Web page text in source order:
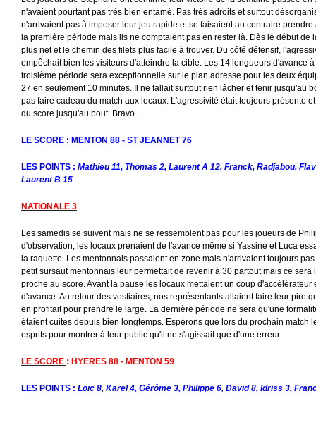
n'avaient pourtant pas très bien entamé. Pas très adroits et surtout
n'arrivaient pas à imposer leur jeu rapide et se faisaient au contraire
la première période mais ils ne comptaient pas en rester là. Dès le début de
plus net et le chemin des filets plus facile à trouver. Du côté défensif,
empêchait bien les visiteurs d'atteindre la cible. Les 14 longueurs d'avance
troisième période sera exceptionnelle sur le plan adresse pour les deux
27 en seulement 10 minutes. Il ne fallait surtout rien lâcher et tenir jusqu'au
pas faire cadeau du match aux locaux. L'agressivité était toujours présente
du score jusqu'au bout. Bravo.
LE SCORE : MENTON 88 - ST JEANNET 76
LES POINTS : Mathieu 11, Thomas 2, Laurent A 12, Franck, Radjabou,
Laurent B 15
NATIONALE 3
Les samedis se suivent mais ne se ressemblent pas pour les joueurs de
d'observation, les locaux prenaient de l'avance même si Yassine et Luca
la raquette. Les mentonnais passaient en zone mais n'arrivaient toujours
petit sursaut mentonnais leur permettait de revenir à 30 partout mais ce
proche au score. Avant la pause les locaux mettaient un coup
d'avance. Au retour des vestiaires, nos représentants allaient faire leur pire
en profitait pour prendre le large. La dernière période ne sera qu'une
étaient cuites depuis bien longtemps. Espérons que lors du prochain match
esprits pour montrer à leur public qu'il ne s'agissait que d'une erreur.
LE SCORE : HYERES 88 - MENTON 59
LES POINTS : Loïc 8, Karel 4, Gérôme 3, Philippe 6, David 8, Idriss 3,